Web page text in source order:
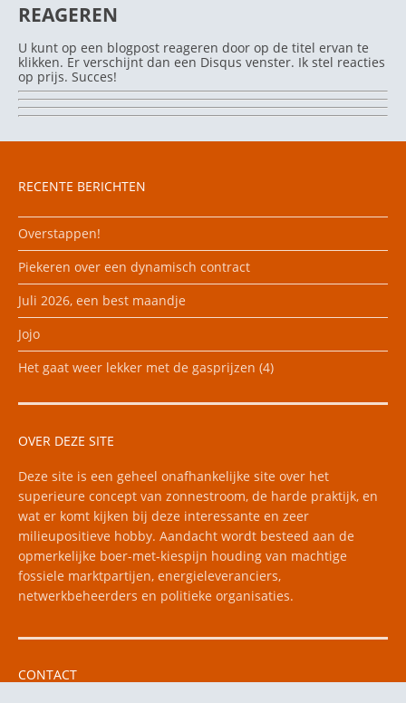
REAGEREN
U kunt op een blogpost reageren door op de titel ervan te
klikken. Er verschijnt dan een Disqus venster. Ik stel reacties
op prijs. Succes!
RECENTE BERICHTEN
Overstappen!
Piekeren over een dynamisch contract
Juli 2026, een best maandje
Jojo
Het gaat weer lekker met de gasprijzen (4)
OVER DEZE SITE
Deze site is een geheel onafhankelijke site over het
superieure concept van zonnestroom, de harde praktijk, en
wat er komt kijken bij deze interessante en zeer
milieupositieve hobby. Aandacht wordt besteed aan de
opmerkelijke boer-met-kiespijn houding van machtige
fossiele marktpartijen, energieleveranciers,
netwerkbeheerders en politieke organisaties.
CONTACT